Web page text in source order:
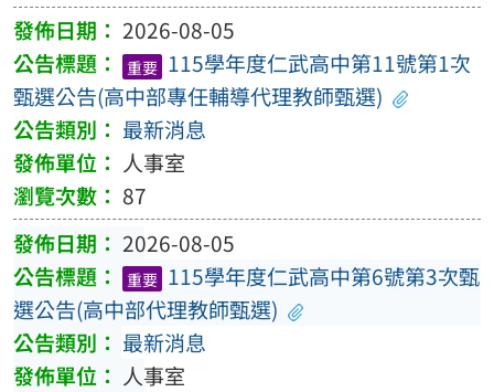
2026-08-05
重要 115學年度仁武高中第11號第1次
甄選公告(高中部專任輔導代理教師甄選)
最新消息
人事室
87
2026-08-05
重要 115學年度仁武高中第6號第3次甄
選公告(高中部代理教師甄選)
最新消息
人事室